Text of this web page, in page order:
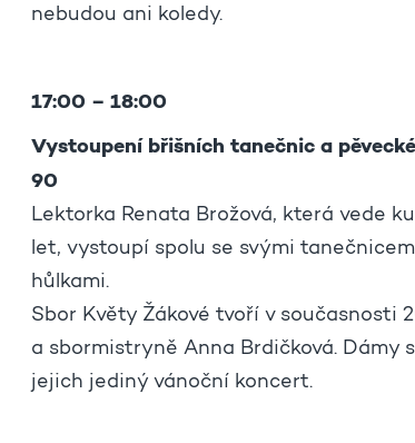
nebudou ani koledy.
17:00 – 18:00
Vystoupení břišních tanečnic a
90
Lektorka Renata Brožová, která vede
let, vystoupí spolu se svými
hůlkami.
Sbor Květy Žákové tvoří v současnosti
a sbormistryně Anna Brdičková. Dámy
jejich jediný vánoční koncert.